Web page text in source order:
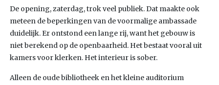
De opening, zaterdag, trok veel publiek. Dat maakte ook
meteen de beperkingen van de voormalige ambassade
duidelijk. Er ontstond een lange rij, want het gebouw is
niet berekend op de openbaarheid. Het bestaat vooral uit
kamers voor klerken. Het interieur is sober.
Alleen de oude bibliotheek en het kleine auditorium